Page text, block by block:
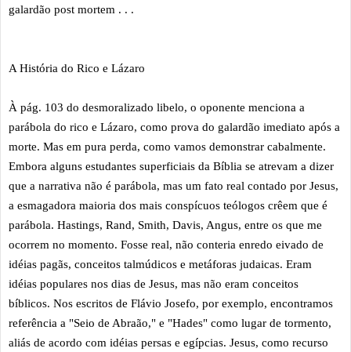
galardão post mortem . . .
A História do Rico e Lázaro
À pág. 103 do desmoralizado libelo, o oponente menciona a
parábola do rico e Lázaro, como prova do galardão imediato após a
morte. Mas em pura perda, como vamos demonstrar cabalmente.
Embora alguns estudantes superficiais da Bíblia se atrevam a dizer
que a narrativa não é parábola, mas um fato real contado por Jesus,
a esmagadora maioria dos mais conspícuos teólogos crêem que é
parábola. Hastings, Rand, Smith, Davis, Angus, entre os que me
ocorrem no momento. Fosse real, não conteria enredo eivado de
idéias pagãs, conceitos talmúdicos e metáforas judaicas. Eram
idéias populares nos dias de Jesus, mas não eram conceitos
bíblicos. Nos escritos de Flávio Josefo, por exemplo, encontramos
referência a "Seio de Abraão," e "Hades" como lugar de tormento,
aliás de acordo com idéias persas e egípcias. Jesus, como recurso